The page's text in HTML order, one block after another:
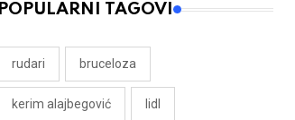
POPULARNI TAGOVI
rudari bruceloza
kerim alajbegović lidl